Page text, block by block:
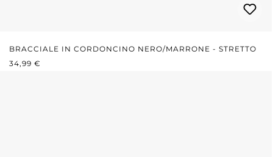
BRACCIALE IN CORDONCINO NERO/MARRONE - STRETTO
PREZZO NORMALE:
34,99 €